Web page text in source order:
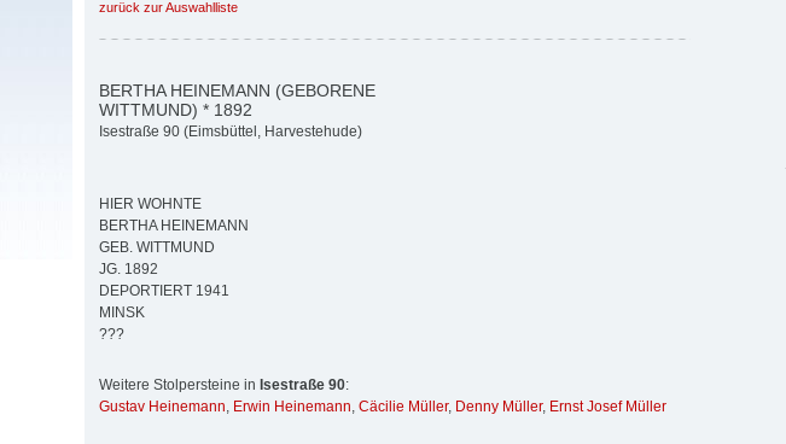
zurück zur Auswahlliste
BERTHA HEINEMANN (GEBORENE
WITTMUND) * 1892
Isestraße 90 (Eimsbüttel, Harvestehude)
HIER WOHNTE
BERTHA HEINEMANN
GEB. WITTMUND
JG. 1892
DEPORTIERT 1941
MINSK
???
Weitere Stolpersteine in Isestraße 90:
Gustav Heinemann, Erwin Heinemann, Cäcilie Müller, Denny Müller, Ernst Josef Müller